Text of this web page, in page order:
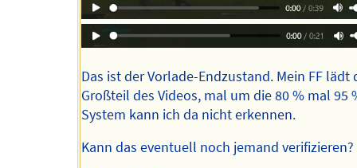
Das ist der Vorlade-Endzustand. Mein FF lädt
Großteil des Videos, mal um die 80 % mal 95
System kann ich da nicht erkennen.
Kann das eventuell noch jemand verifizieren?